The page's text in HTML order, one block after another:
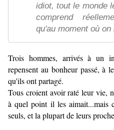
idiot, tout le monde
comprend
qu'au moment où
Trois hommes, arrivés à un
repensent au bonheur passé, à
qu'ils ont partagé.
Tous croient avoir raté leur vie,
à quel point il les aimait...mais
seuls, et la plupart de leurs